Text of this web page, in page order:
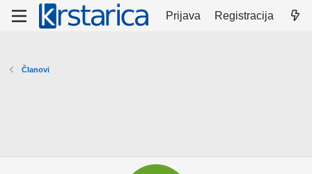
Prijava Registracija
Članovi